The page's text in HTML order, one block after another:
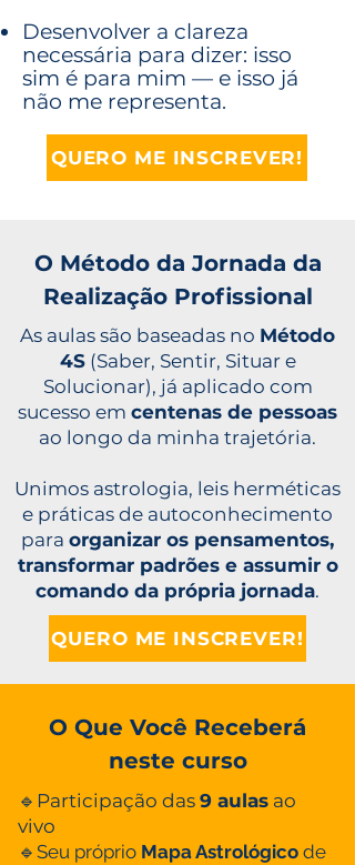
Desenvolver a clareza
necessária para dizer: isso
sim é para mim — e isso já
não me representa.
QUERO ME INSCREVER!
O Método da Jornada da
Realização Profissional
As aulas são baseadas no Método
4S(Saber, Sentir, Situar e
Solucionar), já aplicado com
sucesso em centenas de pessoas
ao longo da minha trajetória.
Unimos astrologia, leis herméticas
e práticas de autoconhecimento
para organizar os pensamentos,
transformar padrões e assumir o
comando da própria jornada.
QUERO ME INSCREVER!
O Que Você Receberá
neste curso
🔹Participação das 9 aulas ao
vivo
🔹Seu próprio Mapa Astrológico de